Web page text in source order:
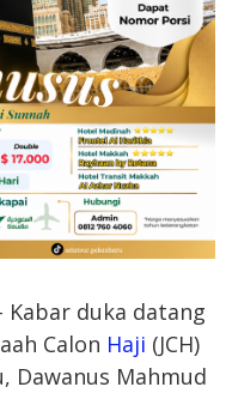
Kabar duka datang
Calon Haji (JCH)
Dawanus Mahmud